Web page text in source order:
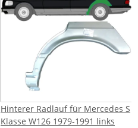
Hinterer Radlauf für Mercedes S
Klasse W126 1979-1991 links